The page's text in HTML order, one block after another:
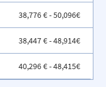
38,776 € - 50,096€
38,447 € - 48,914€
40,296 € - 48,415€